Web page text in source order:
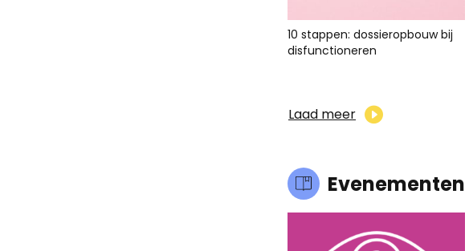
10 stappen: dossieropbouw bij
disfunctioneren
Laad meer
Evenementen